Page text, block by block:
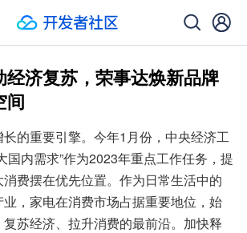
经济复苏，荣事达焕新品牌
间
的重要引擎。今年1月份，中央经济工
国内需求”作为2023年重点工作任务，提
费摆在优先位置。作为日常生活中的
，家电在消费市场占据重要地位，始
苏经济、拉升消费的最前沿。加快释